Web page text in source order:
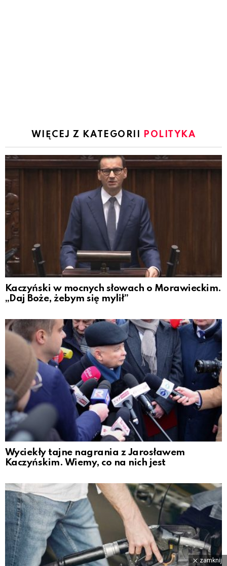
WIĘCEJ Z KATEGORII POLITYKA
Kaczyński w mocnych słowach o Morawieckim.
„Daj Boże, żebym się mylił”
Wyciekły tajne nagrania z Jarosławem
Kaczyńskim. Wiemy, co na nich jest
zamknij